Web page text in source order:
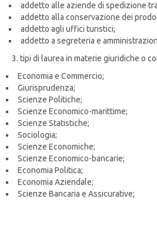
addetto alle aziende di spedizione
addetto alla conservazione dei
addetto agli uffici turistici;
addetto a segreteria e
3. tipi di laurea in materie giuridiche o
Economia e Commercio;
Giurisprudenza;
Scienze Politiche;
Scienze Economico-marittime;
Scienze Statistiche;
Sociologia;
Scienze Economiche;
Scienze Economico-bancarie;
Economia Politica;
Economia Aziendale;
Scienze Bancaria e Assicurative;